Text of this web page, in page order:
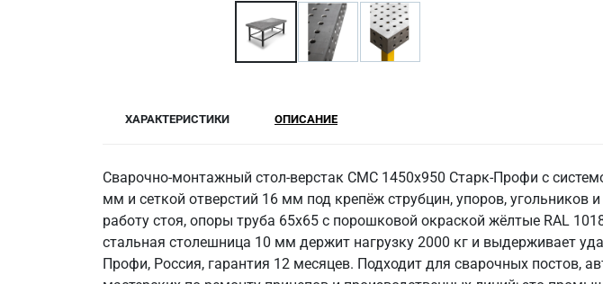
ХАРАКТЕРИСТИКИ ОПИСАНИЕ
Сварочно-монтажный стол-верстак СМС 1450х950 Старк-Профи с
мм и сеткой отверстий 16 мм под крепёж струбцин, упоров,
работу стоя, опоры труба 65х65 с порошковой окраской жёлтые RAL
стальная столешница 10 мм держит нагрузку 2000 кг и выдерживает
Профи, Россия, гарантия 12 месяцев. Подходит для сварочных постов,